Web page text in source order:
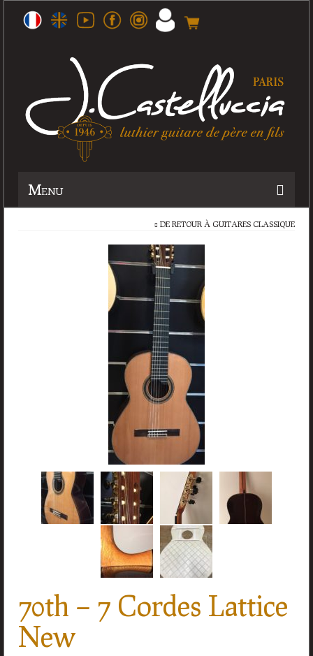
Menu
DE RETOUR À GUITARES CLASSIQUE
70th – 7 Cordes Lattice
New